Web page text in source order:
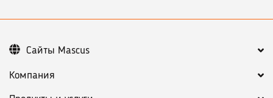
Компания
Сайты Mascus